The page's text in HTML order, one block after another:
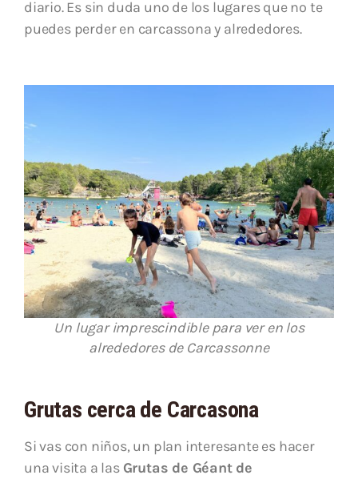
diario. Es sin duda uno de los lugares que no te
puedes perder en carcassona y alrededores.
Un lugar imprescindible para ver en los
alrededores de Carcassonne
Grutas cerca de Carcasona
Si vas con niños, un plan interesante es hacer
una visita a las Grutas de Géant de